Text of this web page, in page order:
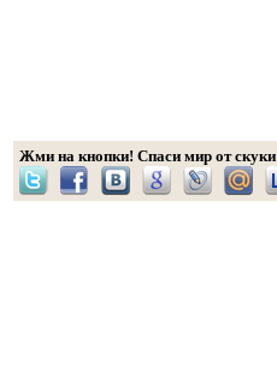
Жми на кнопки! Спаси мир от скуки